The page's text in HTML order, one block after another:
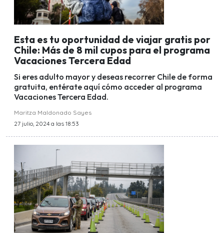
Esta es tu oportunidad de viajar gratis por
Chile: Más de 8 mil cupos para el programa
Vacaciones Tercera Edad
Si eres adulto mayor y deseas recorrer Chile de forma
gratuita, entérate aquí cómo acceder al programa
Vacaciones Tercera Edad.
Maritza Maldonado Sayes
27 julio, 2024 a las 18:53